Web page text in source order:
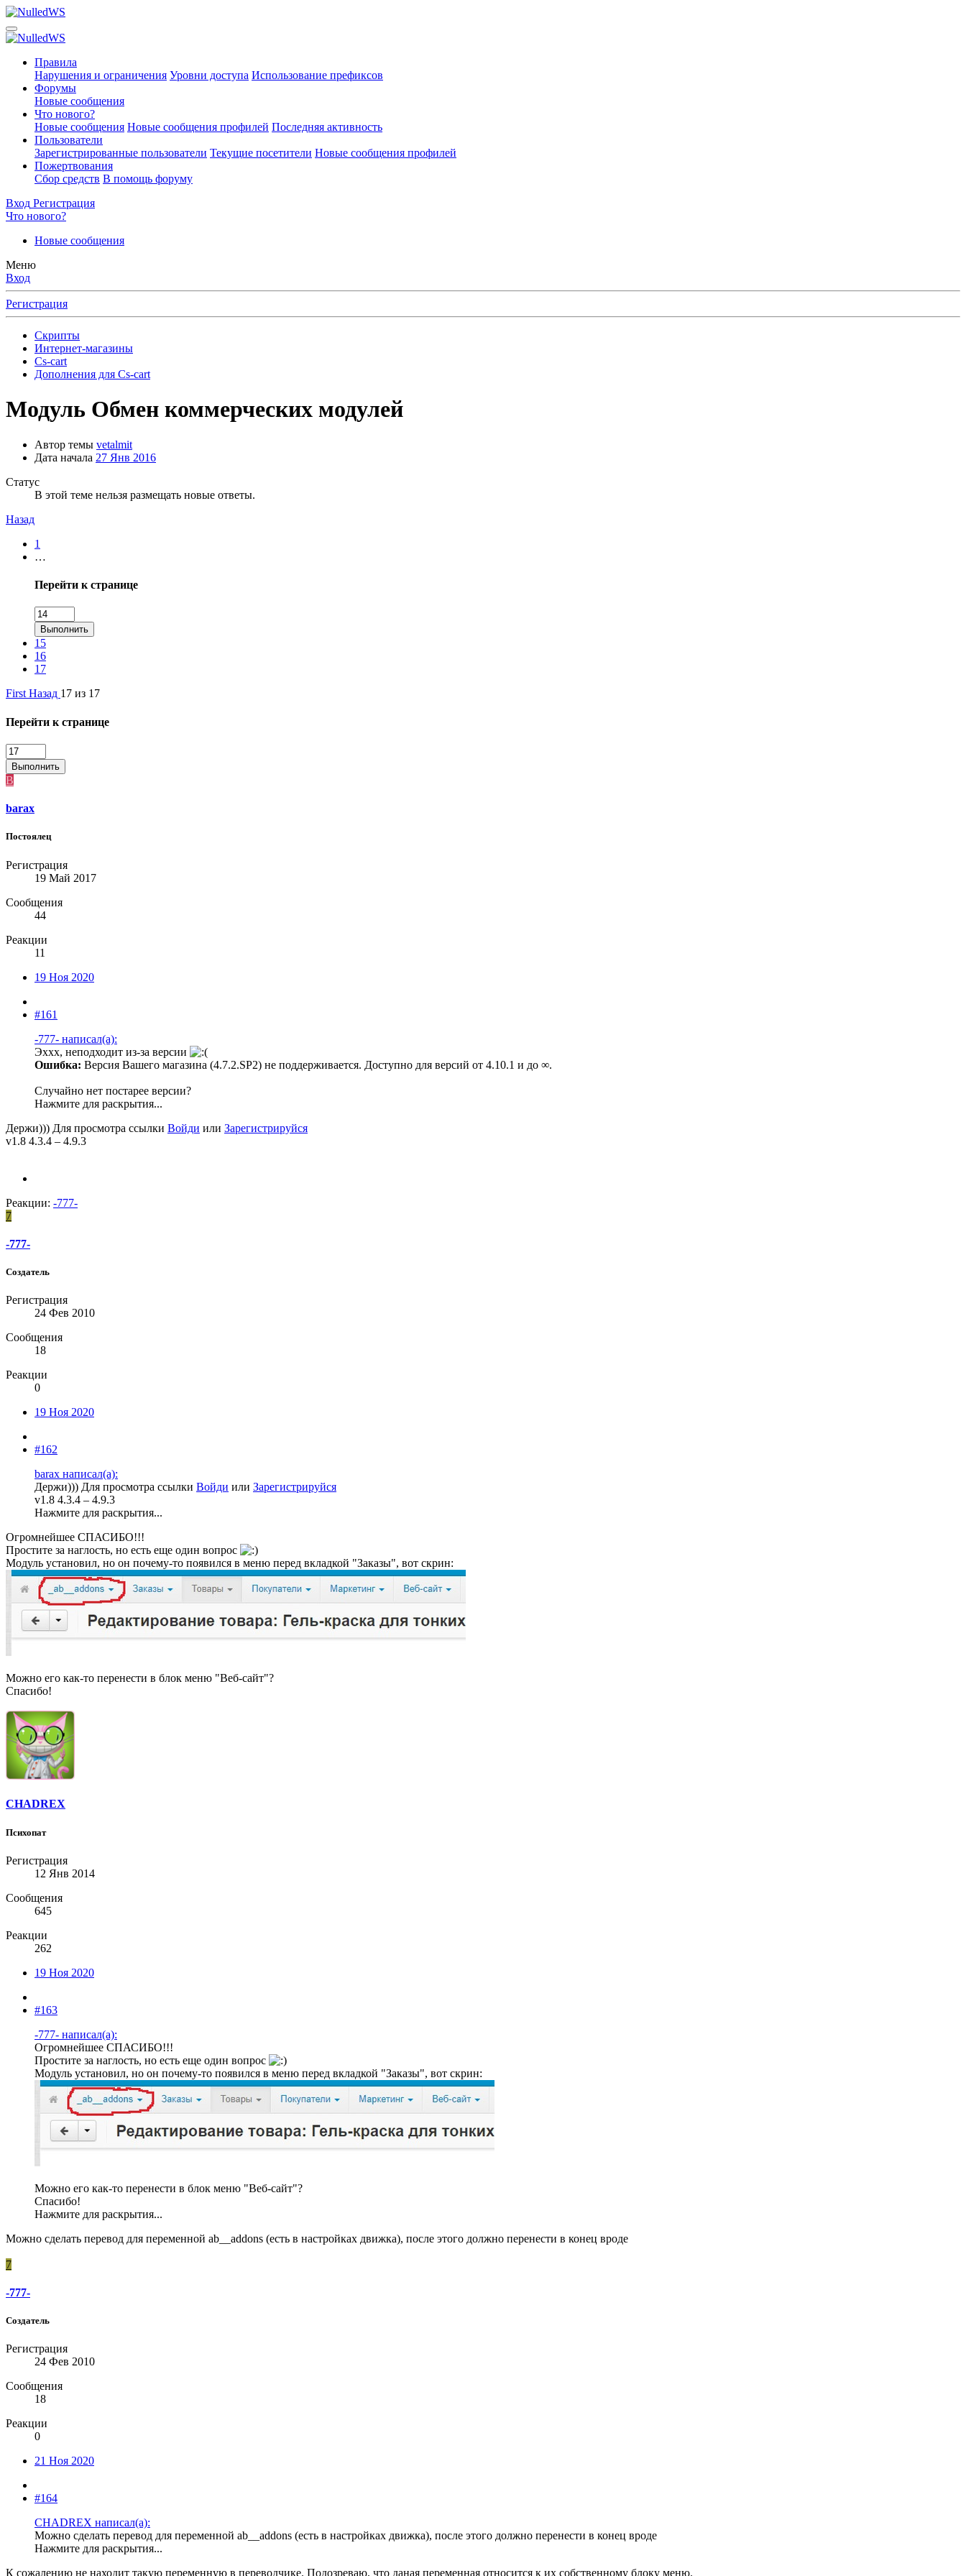
Правила
Нарушения и ограничения Уровни доступа Использование префиксов
Форумы
Новые сообщения
Что нового?
Новые сообщения Новые сообщения профилей Последняя активность
Пользователи
Зарегистрированные пользователи Текущие посетители Новые сообщения профилей
Пожертвования
Сбор средств В помощь форуму
Вход Регистрация
Что нового?
Новые сообщения
Меню
Вход
Регистрация
Скрипты
Интернет-магазины
Cs-cart
Дополнения для Cs-cart
Модуль Обмен коммерческих модулей
Автор темы vetalmit
Дата начала 27 Янв 2016
Статус
В этой теме нельзя размещать новые ответы.
Назад
1
…
Перейти к странице
Выполнить
15
16
17
First Назад 17 из 17
Перейти к странице
Выполнить
B
barax
Постоялец
Регистрация
19 Май 2017
Сообщения
44
Реакции
11
19 Ноя 2020
#161
-777- написал(а):
Эххх, неподходит из-за версии
Ошибка: Версия Вашего магазина (4.7.2.SP2) не поддерживается. Доступно для версий от 4.10.1 и до ∞.
Случайно нет постарее версии?
Нажмите для раскрытия...
Держи))) Для просмотра ссылки Войди или Зарегистрируйся
v1.8 4.3.4 – 4.9.3
Реакции: -777-
7
-777-
Создатель
Регистрация
24 Фев 2010
Сообщения
18
Реакции
0
19 Ноя 2020
#162
barax написал(а):
Держи))) Для просмотра ссылки Войди или Зарегистрируйся
v1.8 4.3.4 – 4.9.3
Нажмите для раскрытия...
Огромнейшее СПАСИБО!!!
Простите за наглость, но есть еще один вопрос
Модуль установил, но он почему-то появился в меню перед вкладкой "Заказы", вот скрин:
Можно его как-то перенести в блок меню "Веб-сайт"?
Спасибо!
CHADREX
Психопат
Регистрация
12 Янв 2014
Сообщения
645
Реакции
262
19 Ноя 2020
#163
-777- написал(а):
Огромнейшее СПАСИБО!!!
Простите за наглость, но есть еще один вопрос
Модуль установил, но он почему-то появился в меню перед вкладкой "Заказы", вот скрин:
Можно его как-то перенести в блок меню "Веб-сайт"?
Спасибо!
Нажмите для раскрытия...
Можно сделать перевод для переменной ab__addons (есть в настройках движка), после этого должно перенести в конец вроде
7
-777-
Создатель
Регистрация
24 Фев 2010
Сообщения
18
Реакции
0
21 Ноя 2020
#164
CHADREX написал(а):
Можно сделать перевод для переменной ab__addons (есть в настройках движка), после этого должно перенести в конец вроде
Нажмите для раскрытия...
К сожалению не находит такую переменную в переводчике. Подозреваю, что даная переменная относится к их собственному блоку меню.